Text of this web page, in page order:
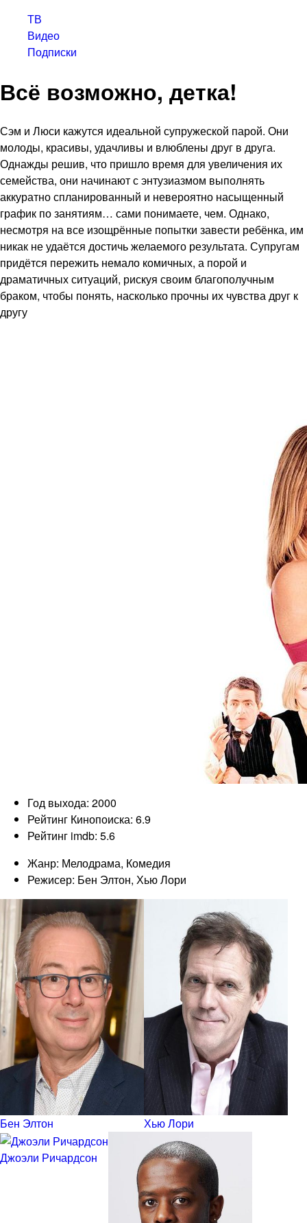
ТВ
Видео
Подписки
Всё возможно, детка!
Сэм и Люси кажутся идеальной супружеской парой. Они
молоды, красивы, удачливы и влюблены друг в друга.
Однажды решив, что пришло время для увеличения их
семейства, они начинают с энтузиазмом выполнять
аккуратно спланированный и невероятно насыщенный
график по занятиям… сами понимаете, чем. Однако,
несмотря на все изощрённые попытки завести ребёнка, им
никак не удаётся достичь желаемого результата. Супругам
придётся пережить немало комичных, а порой и
драматичных ситуаций, рискуя своим благополучным
браком, чтобы понять, насколько прочны их чувства друг к
другу
Год выхода: 2000
Рейтинг Кинопоиска: 6.9
Рейтинг imdb: 5.6
Жанр: Мелодрама, Комедия
Режисер: Бен Элтон, Хью Лори
Бен Элтон Хью Лори
Джоэли Ричардсон